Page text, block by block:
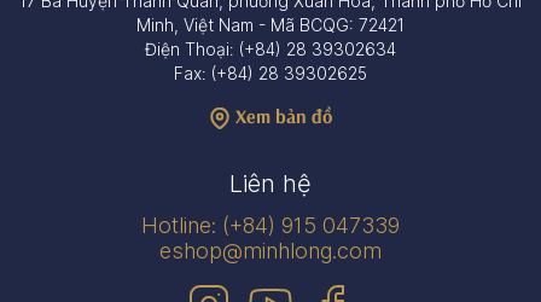
Minh, Việt Nam - Mã BCQG: 72421
Điện Thoại: (+84) 28 39302634
Fax: (+84) 28 39302625
Xem bản đồ
Liên hệ
Hotline: (+84) 915 047339
eshop@minhlong.com